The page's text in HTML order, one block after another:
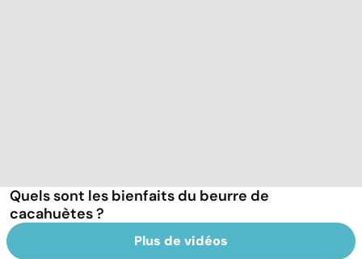
Quels sont les bienfaits du beurre de
cacahuètes ?
Plus de vidéos